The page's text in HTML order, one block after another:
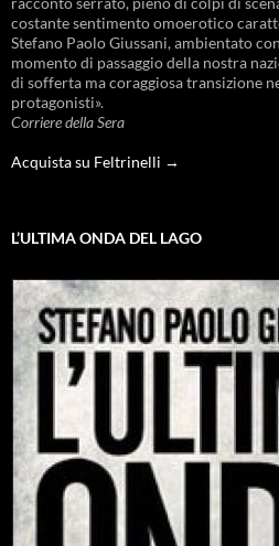
costante sentimento omoerotico
Stefano Paolo Giussani, ambientato
momento di passaggio della nostra
di sofferta ma coraggiosa transizione
protagonisti».
Corriere della Sera
Acquista su Feltrinelli →
L’ULTIMA ONDA DEL LAGO